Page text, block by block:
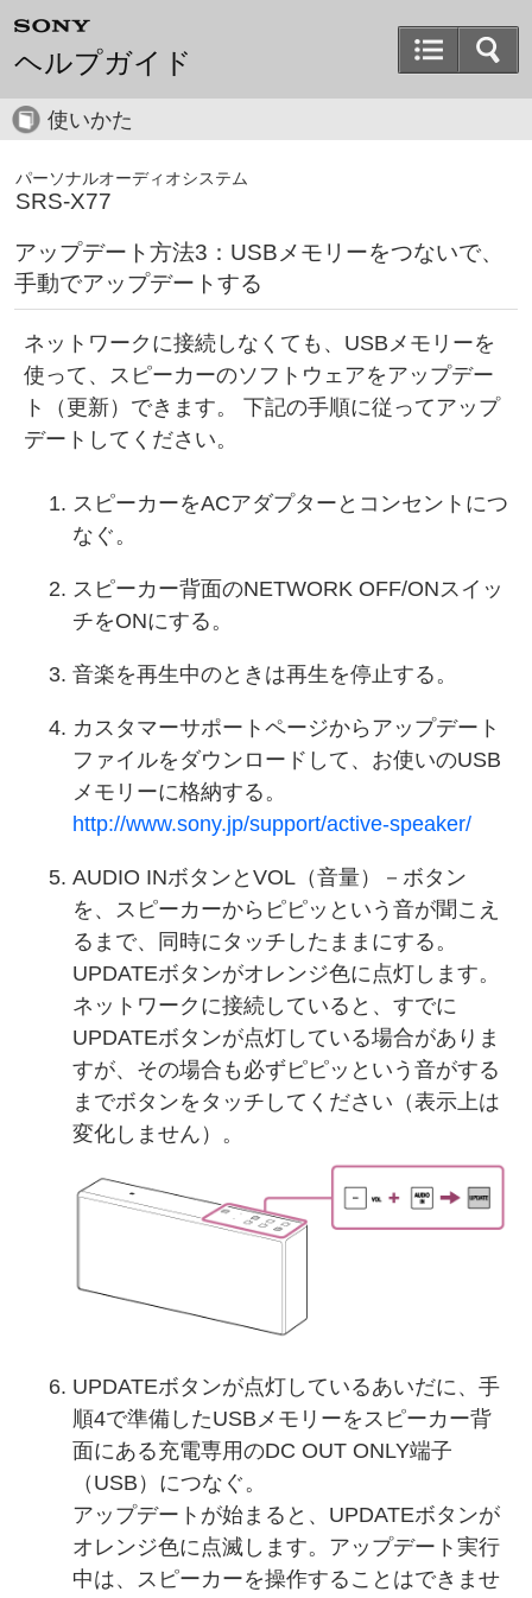
ヘルプガイド
使いかた
パーソナルオーディオシステム
SRS-X77
アップデート方法3：USBメモリーをつないで、
手動でアップデートする
ネットワークに接続しなくても、USBメモリーを
使って、スピーカーのソフトウェアをアップデー
ト（更新）できます。 下記の手順に従ってアップ
デートしてください。
スピーカーをACアダプターとコンセントにつ
なぐ。
スピーカー背面のNETWORK OFF/ONスイッ
チをONにする。
音楽を再生中のときは再生を停止する。
カスタマーサポートページからアップデート
ファイルをダウンロードして、お使いのUSB
メモリーに格納する。
http://www.sony.jp/support/active-speaker/
AUDIO INボタンとVOL（音量）－ボタン
を、スピーカーからピピッという音が聞こえ
るまで、同時にタッチしたままにする。
UPDATEボタンがオレンジ色に点灯します。
ネットワークに接続していると、すでに
UPDATEボタンが点灯している場合がありま
すが、その場合も必ずピピッという音がする
までボタンをタッチしてください（表示上は
変化しません）。
UPDATEボタンが点灯しているあいだに、手
順4で準備したUSBメモリーをスピーカー背
面にある充電専用のDC OUT ONLY端子
（USB）につなぐ。
アップデートが始まると、UPDATEボタンが
オレンジ色に点滅します。アップデート実行
中は、スピーカーを操作することはできませ